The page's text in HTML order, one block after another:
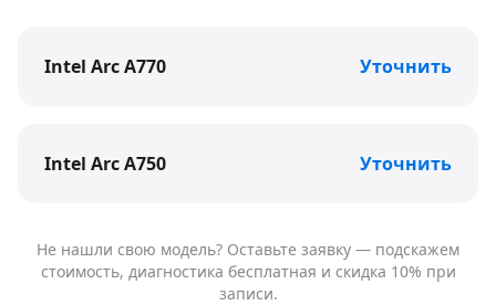
Intel Arc A770 Уточнить
Intel Arc A750 Уточнить
Не нашли свою модель? Оставьте заявку — подскажем
стоимость, диагностика бесплатная и скидка 10% при
записи.